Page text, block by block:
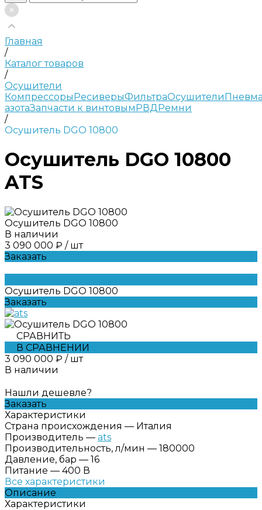
Главная
/
Каталог товаров
/
Осушители
КомпрессорыРесиверыФильтраОсушители
азотаЗапчасти к винтовымРВДРемни
/
Осушитель DGO 10800
Осушитель DGO 10800
ATS
Осушитель DGO 10800
В наличии
3 090 000 ₽ / шт
Заказать
Осушитель DGO 10800
Заказать
СРАВНИТЬ
В СРАВНЕНИИ
3 090 000 ₽ / шт
В наличии
Нашли дешевле?
Заказать
Характеристики
Страна происхождения — Италия
Производитель — ats
Производительность, л/мин — 180000
Давление, бар — 16
Питание — 400 В
Все характеристики
Описание
Характеристики